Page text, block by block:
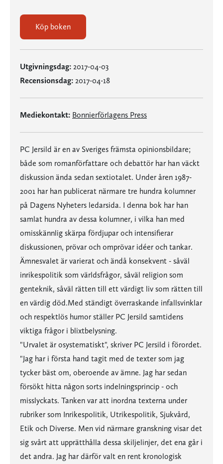
Köp boken
Utgivningsdag: 2017-04-03
Recensionsdag: 2017-04-18
Mediekontakt: Bonnierförlagens Press
PC Jersild är en av Sveriges främsta opinionsbildare;
både som romanförfattare och debattör har han väckt
diskussion ända sedan sextiotalet. Under åren 1987-
2001 har han publicerat närmare tre hundra kolumner
på Dagens Nyheters ledarsida. I denna bok har han
samlat hundra av dessa kolumner, i vilka han med
omisskännlig skärpa fördjupar och intensifierar
diskussionen, prövar och omprövar idéer och tankar.
Ämnesvalet är varierat och ändå konsekvent - såväl
inrikespolitik som världsfrågor, såväl religion som
genteknik, såväl rätten till ett värdigt liv som rätten till
en värdig död.Med ständigt överraskande infallsvinklar
och respektlös humor ställer PC Jersild samtidens
viktiga frågor i blixtbelysning.
"Urvalet är osystematiskt", skriver PC Jersild i förordet.
"Jag har i första hand tagit med de texter som jag
tycker bäst om, oberoende av ämne. Jag har sedan
försökt hitta någon sorts indelningsprincip - och
misslyckats. Tanken var att inordna texterna under
rubriker som Inrikespolitik, Utrikespolitik, Sjukvård,
Etik och Diverse. Men vid närmare granskning visar det
sig svårt att upprätthålla dessa skiljelinjer, det ena går i
det andra. Jag har därför valt en rent kronologisk